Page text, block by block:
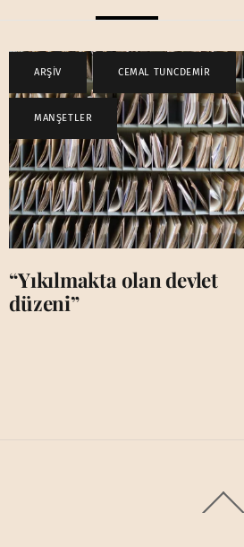
ARŞİV , CEMAL TUNCDEMİR ,
MANŞETLER
“Yıkılmakta olan devlet
düzeni”
To